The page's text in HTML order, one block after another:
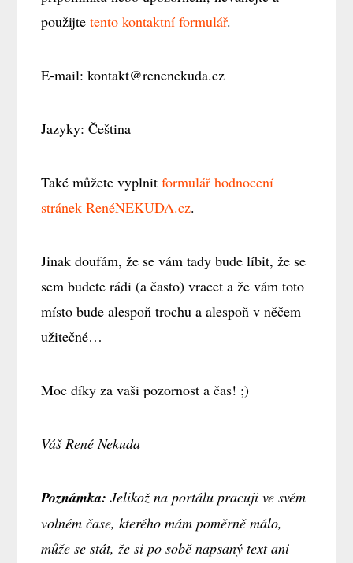
použijtetento kontaktní formulář.
E-mail: kontakt@renenekuda.cz
Jazyky: Čeština
Také můžete vyplnitformulář hodnocení
stránek RenéNEKUDA.cz.
Jinak doufám, že se vám tady bude líbit, že se
sem budete rádi (a často) vracet a že vám toto
místo bude alespoň trochu a alespoň v něčem
užitečné…
Moc díky za vaši pozornost a čas! ;)
Váš René Nekuda
Poznámka:Jelikož na portálu pracuji ve svém
volném čase, kterého mám poměrně málo,
může se stát, že si po sobě napsaný text ani